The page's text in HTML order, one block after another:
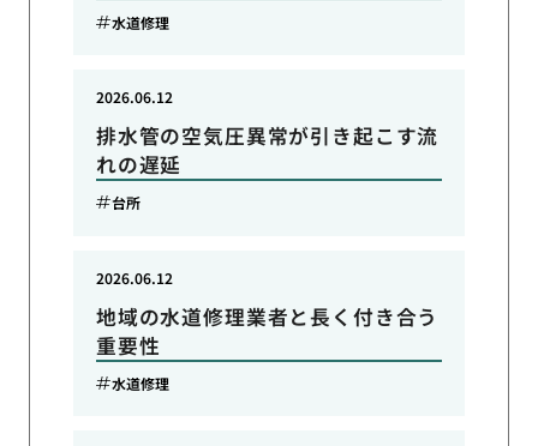
水道修理
排水管の空気圧異常が引き起こす流
れの遅延
2026.06.12
台所
地域の水道修理業者と長く付き合う
重要性
2026.06.12
水道修理